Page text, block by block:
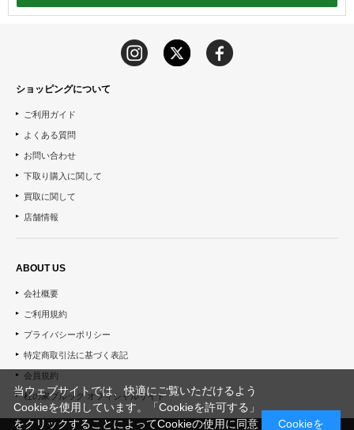
ショッピングについて
ご利用ガイド
よくある質問
お問い合わせ
下取り購入に関して
買取に関して
店舗情報
ABOUT US
会社概要
ご利用規約
プライバシーポリシー
特定商取引法に基づく表記
会員規約
杜の家ブルック オフィシャルサイト
当ウェブサイトでは、快適にご覧いただけるよう
Cookieを使用しています。「Cookieを許可する」
をクリックすることによってCookieの使用に同意
Cookieを